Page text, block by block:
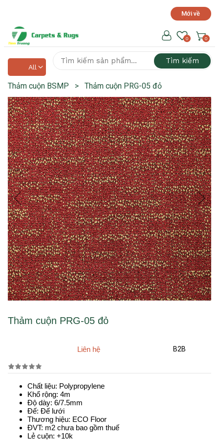
Tìm kiếm
0
0
All
Mới về
Thảm cuộn PRG-05 đỏ
Liên hệ
Chất liệu: Polypropylene
Khổ rộng: 4m
Độ dày: 6/7.5mm
Đế: Đế lưới
Thương hiệu: ECO Floor
ĐVT: m2 chưa bao gồm thuế
Lẻ cuộn: +10k
B2B
Thảm cuộn BSMP > Thảm cuộn PRG-05 đỏ